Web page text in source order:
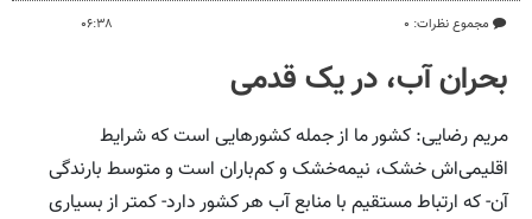
مجموع نظرات: ۰ ۰۶:۳۸
بحران آب، ‌در یک قدمی
مریم رضایی: کشور ما از جمله کشورهایی است که شرایط
اقلیمی‌اش خشک، نیمه‌خشک و کم‌باران است و متوسط بارندگی
آن- که ارتباط مستقیم با منابع آب هر کشور دارد- کمتر از بسیاری